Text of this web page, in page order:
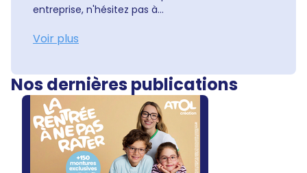
entreprise, n'hésitez pas à...
Voir plus
Nos dernières publications